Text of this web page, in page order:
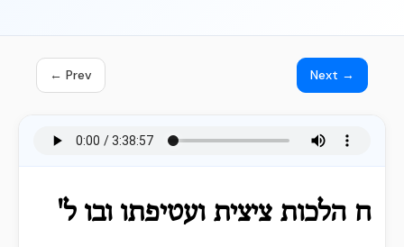
← Prev Next →
ח הלכות ציצית ועטיפתו ובו ל'